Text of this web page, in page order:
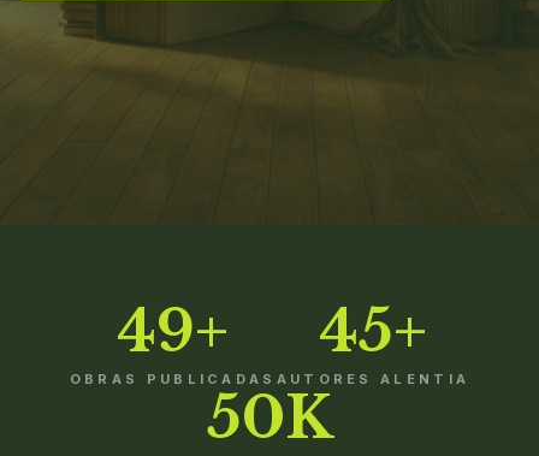
49+
OBRAS PUBLICADAS
45+
AUTORES ALENTIA
50K